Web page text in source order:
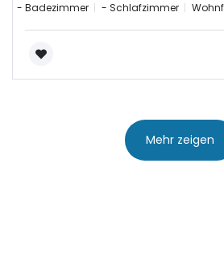
|-
|-
- Badezimmer - Schlafzimmer
Mehr zeigen